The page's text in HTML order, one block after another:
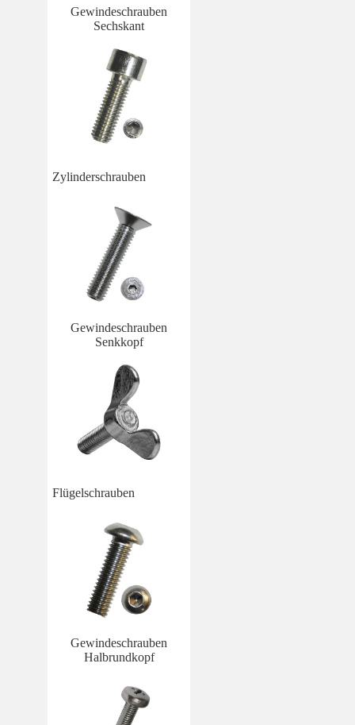
Gewindeschrauben
Sechskant
Zylinderschrauben
Gewindeschrauben
Senkkopf
Flügelschrauben
Gewindeschrauben
Halbrundkopf